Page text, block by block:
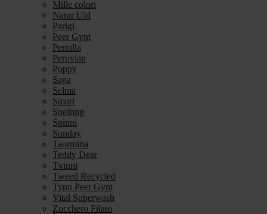
Mille colori
Natur Uld
Parigi
Peer Gynt
Pernilla
Peruvian
Poppy
Saga
Selma
Smart
Snefnug
Spinni
Sunday
Taormina
Teddy Dear
Tvinni
Tweed Recycled
Tynn Peer Gynt
Vital Superwash
Zucchero Filato